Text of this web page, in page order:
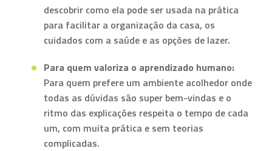
descobrir como ela pode ser usada na prática
para facilitar a organização da casa, os
cuidados com a saúde e as opções de lazer.
Para quem valoriza o aprendizado humano:
Para quem prefere um ambiente acolhedor onde
todas as dúvidas são super bem-vindas e o
ritmo das explicações respeita o tempo de cada
um, com muita prática e sem teorias
complicadas.